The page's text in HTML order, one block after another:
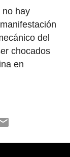
no hay
del
chocados
en